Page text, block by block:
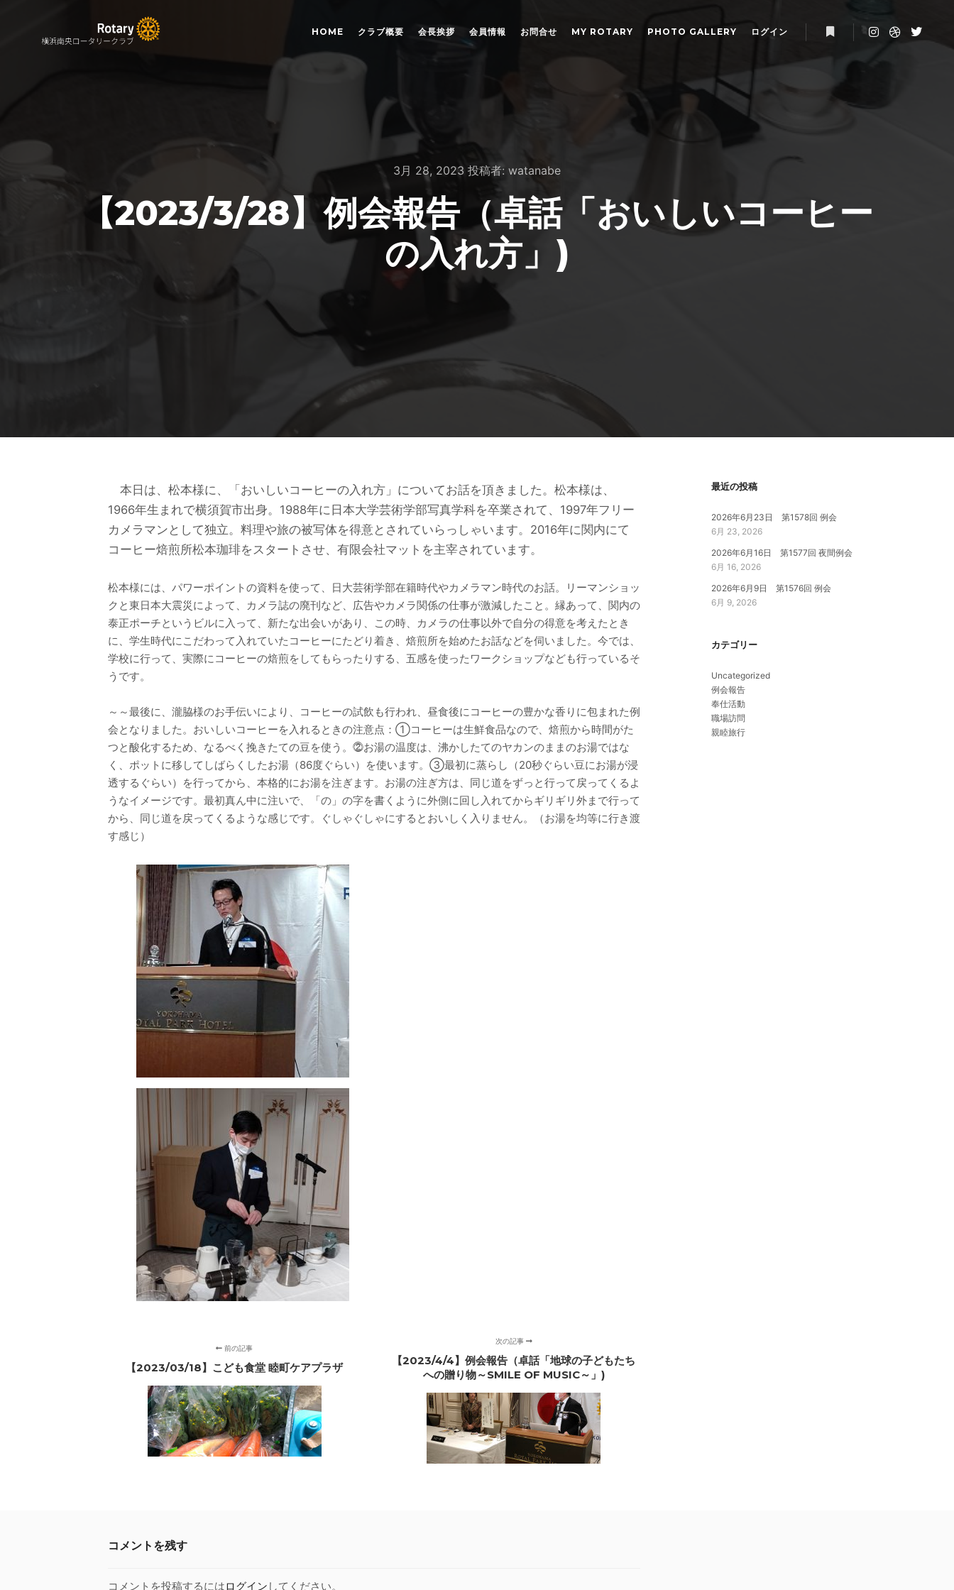
HOME クラブ概要 会長挨拶 会員情報 お問合せ MY ROTARY PHOTO GALLERY
ログイン
3月 28, 2023 投稿者: watanabe
【2023/3/28】例会報告（卓話「おいしいコーヒー
の入れ方」)
本日は、松本様に、「おいしいコーヒーの入れ方」についてお話を頂きました。松本様は、
1966年生まれで横須賀市出身。1988年に日本大学芸術学部写真学科を卒業されて、1997年フリー
カメラマンとして独立。料理や旅の被写体を得意とされていらっしゃいます。2016年に関内にて
コーヒー焙煎所松本珈琲をスタートさせ、有限会社マットを主宰されています。
松本様には、パワーポイントの資料を使って、日大芸術学部在籍時代やカメラマン時代のお話。リーマンショッ
クと東日本大震災によって、カメラ誌の廃刊など、広告やカメラ関係の仕事が激減したこと。縁あって、関内の
泰正ポーチというビルに入って、新たな出会いがあり、この時、カメラの仕事以外で自分の得意を考えたとき
に、学生時代にこだわって入れていたコーヒーにたどり着き、焙煎所を始めたお話などを伺いました。今では、
学校に行って、実際にコーヒーの焙煎をしてもらったりする、五感を使ったワークショップなども行っているそ
うです。
～～最後に、瀧脇様のお手伝いにより、コーヒーの試飲も行われ、昼食後にコーヒーの豊かな香りに包まれた例
会となりました。おいしいコーヒーを入れるときの注意点：①コーヒーは生鮮食品なので、焙煎から時間がた
つと酸化するため、なるべく挽きたての豆を使う。⓶お湯の温度は、沸かしたてのヤカンのままのお湯ではな
く、ポットに移してしばらくしたお湯（86度ぐらい）を使います。③最初に蒸らし（20秒ぐらい豆にお湯が浸
透するぐらい）を行ってから、本格的にお湯を注ぎます。お湯の注ぎ方は、同じ道をずっと行って戻ってくるよ
うなイメージです。最初真ん中に注いで、「の」の字を書くように外側に回し入れてからギリギリ外まで行って
から、同じ道を戻ってくるような感じです。ぐしゃぐしゃにするとおいしく入りません。（お湯を均等に行き渡
す感じ）
前の記事
【2023/03/18】こども食堂 睦町ケアプラザ
次の記事
【2023/4/4】例会報告（卓話「地球の子どもたち
への贈り物～SMILE OF MUSIC～」)
コメントを残す
コメントを投稿するにはログイン してください。
最近の投稿
2026年6月23日 第1578回 例会
6月 23, 2026
2026年6月16日 第1577回 夜間例会
6月 16, 2026
2026年6月9日 第1576回 例会
6月 9, 2026
カテゴリー
Uncategorized
例会報告
奉仕活動
職場訪問
親睦旅行